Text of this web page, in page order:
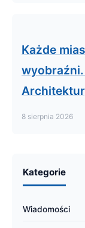
Każde
8 sierpnia 2026
Kategorie
Wiadomości